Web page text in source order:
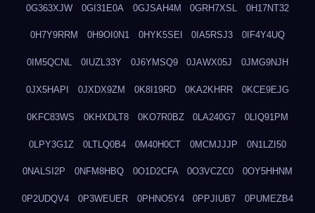
0G363XJW 0GI31E0A 0GJSAH4M 0GRH7XSL 0H17NT32
0H7Y9RRM 0H9OI0N1 0HYK5SEI 0IA5RSJ3 0IF4Y4UQ
0IM5QCNL 0IUZL33Y 0J6YMSQ9 0JAWX05J 0JMG9NJH
0JX5HAPI 0JXDX9ZM 0K8I19RD 0KA2KHRR 0KCE9EJG
0KFC83WS 0KHXDLT8 0KO7R0BZ 0LA240G7 0LIQ91PM
0LPY3G1Z 0LTLQ0B4 0M40H0CT 0MCMJJJP 0N1LZI50
0NALSI2P 0NFM8HBQ 0O1D2CFA 0O3VCZC0 0OY5HHNM
0P2UDQV4 0P3WEUER 0PHNO5Y4 0PPJIUB7 0PUMEZB4